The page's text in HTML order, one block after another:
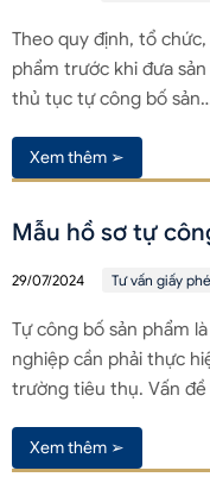
Theo quy định, tổ
phẩm trước khi đưa
thủ tục tự công bố
Xem thêm ➢
Mẫu hồ sơ tự
29/07/2024 Tư vấn giấy
Tự công bố sản phẩm
nghiệp cần phải thực
trường tiêu thụ. Vấn
Xem thêm ➢